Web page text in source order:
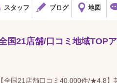
スタッフ ブログ 地図
国21店舗/口コミ地域TOP
【全国21店舗口コミ40,000件/★4.8】